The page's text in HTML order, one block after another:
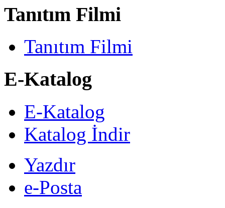
Tanıtım Filmi
Tanıtım Filmi
E-Katalog
E-Katalog
Katalog İndir
Yazdır
e-Posta